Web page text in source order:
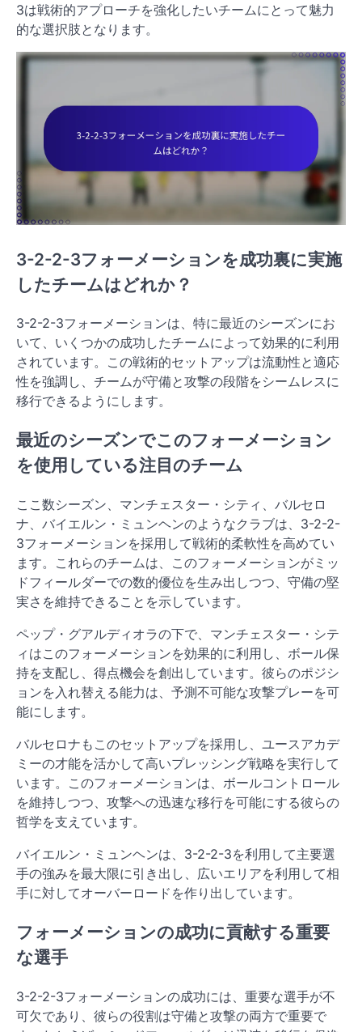
3は戦術的アプローチを強化したいチームにとって魅力
的な選択肢となります。
3-2-2-3フォーメーションを成功裏に実施
したチームはどれか？
3-2-2-3フォーメーションは、特に最近のシーズンにお
いて、いくつかの成功したチームによって効果的に利用
されています。この戦術的セットアップは流動性と適応
性を強調し、チームが守備と攻撃の段階をシームレスに
移行できるようにします。
最近のシーズンでこのフォーメーション
を使用している注目のチーム
ここ数シーズン、マンチェスター・シティ、バルセロ
ナ、バイエルン・ミュンヘンのようなクラブは、3-2-2-
3フォーメーションを採用して戦術的柔軟性を高めてい
ます。これらのチームは、このフォーメーションがミッ
ドフィールダーでの数的優位を生み出しつつ、守備の堅
実さを維持できることを示しています。
ペップ・グアルディオラの下で、マンチェスター・シテ
ィはこのフォーメーションを効果的に利用し、ボール保
持を支配し、得点機会を創出しています。彼らのポジシ
ョンを入れ替える能力は、予測不可能な攻撃プレーを可
能にします。
バルセロナもこのセットアップを採用し、ユースアカデ
ミーの才能を活かして高いプレッシング戦略を実行して
います。このフォーメーションは、ボールコントロール
を維持しつつ、攻撃への迅速な移行を可能にする彼らの
哲学を支えています。
バイエルン・ミュンヘンは、3-2-2-3を利用して主要選
手の強みを最大限に引き出し、広いエリアを利用して相
手に対してオーバーロードを作り出しています。
フォーメーションの成功に貢献する重要
な選手
3-2-2-3フォーメーションの成功には、重要な選手が不
可欠であり、彼らの役割は守備と攻撃の両方で重要で